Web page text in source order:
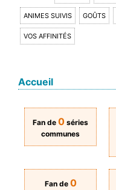
ANIMES SUIVIS GOÛTS
VOS AFFINITÉS
Accueil
Fan de 0 séries
communes
Fan de 0